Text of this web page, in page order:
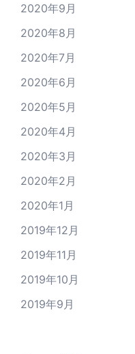
2020年9月
2020年8月
2020年7月
2020年6月
2020年5月
2020年4月
2020年3月
2020年2月
2020年1月
2019年12月
2019年11月
2019年10月
2019年9月